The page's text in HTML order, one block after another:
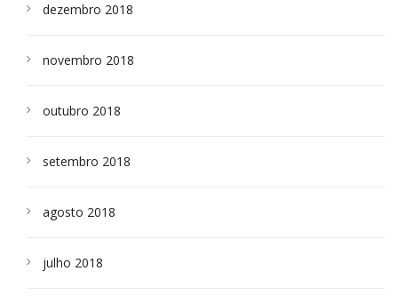
dezembro 2018
novembro 2018
outubro 2018
setembro 2018
agosto 2018
julho 2018